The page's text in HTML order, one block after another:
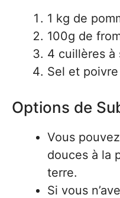
1 kg de
100g de
4 cuillères à
Sel et
Options de
Vous
douces à la
terre.
Si vous